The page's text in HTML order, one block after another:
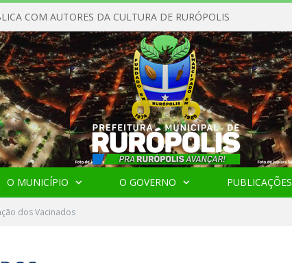
COM AUTORES DA CULTURA DE RURÓPOLIS
O MUNICÍPIO O GOVERNO PUBLICAÇÕES
dos Vacinados